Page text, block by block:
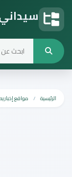
الرئيسية مواقع إخباريه